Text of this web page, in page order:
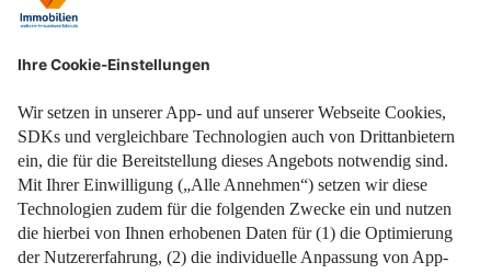
Von der Dosenobst-Falle bis hin zur Essig-Spüli-Mischung.
Weiterlesen